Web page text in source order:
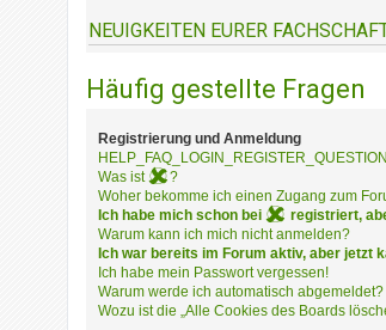
NEUIGKEITEN EURER
Häufig gestellte Fragen
Registrierung und Anmeldung
HELP_FAQ_LOGIN_REGISTER_QUESTION
Was ist
?
Woher bekomme ich einen Zugang zum
Ich habe mich schon bei
Warum kann ich mich nicht anmelden?
Ich war bereits im Forum aktiv, aber jetzt
Ich habe mein Passwort vergessen!
Warum werde ich automatisch abgemeldet?
Wozu ist die „Alle Cookies des Boards